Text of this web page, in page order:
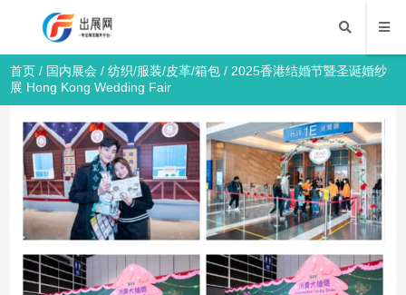
首页 / 国内展会 /纺织/服装/皮革/箱包 / 2025香港结婚节暨圣诞婚纱
展 Hong Kong Wedding Fair